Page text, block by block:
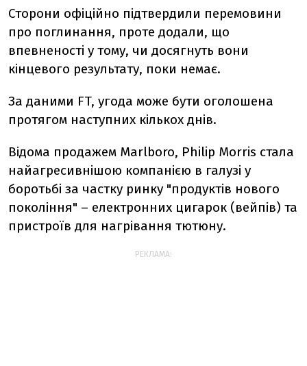
Сторони офіційно підтвердили перемовини
про поглинання, проте додали, що
впевненості у тому, чи досягнуть вони
кінцевого результату, поки немає.
За даними FT, угода може бути оголошена
протягом наступних кількох днів.
Відома продажем Marlboro, Philip Morris стала
найагресивнішою компанією в галузі у
боротьбі за частку ринку "продуктів нового
покоління" – електронних цигарок (вейпів) та
пристроїв для нагрівання тютюну.
РЕКЛАМА: